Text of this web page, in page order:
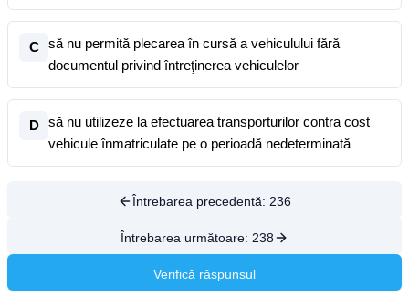
C
să nu permită plecarea în cursă a vehiculului fără
documentul privind întreţinerea vehiculelor
D
să nu utilizeze la efectuarea transporturilor contra cost
vehicule înmatriculate pe o perioadă nedeterminată
Întrebarea precedentă: 236
Întrebarea următoare: 238
Verifică răspunsul